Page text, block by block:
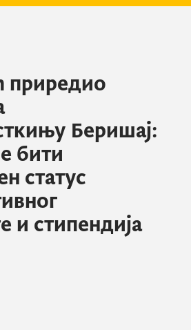
приредио
Беришај:
бити
статус
и стипендија